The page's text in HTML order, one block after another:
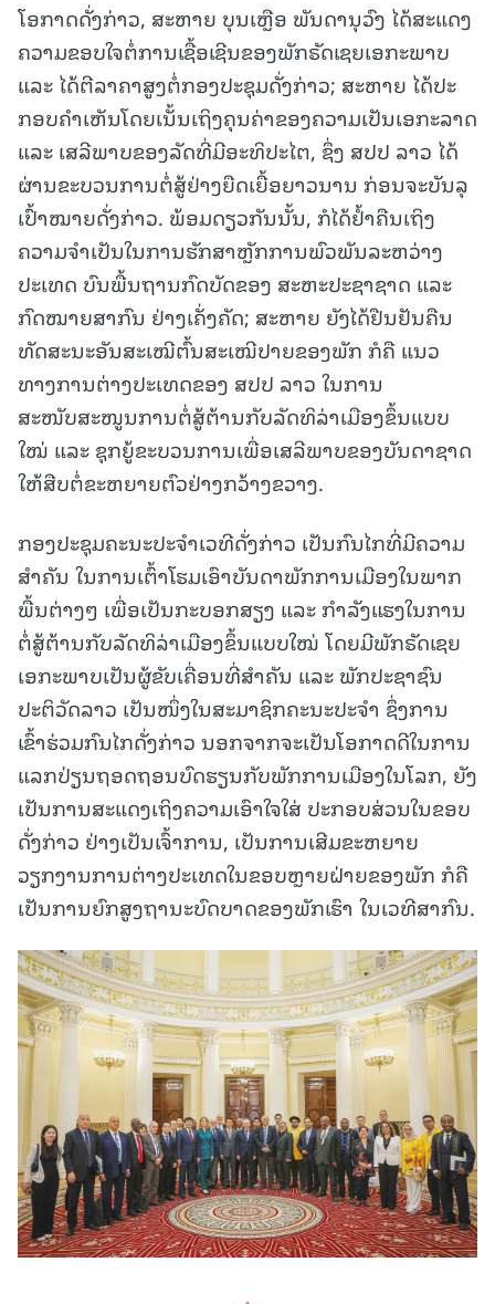
ໂອກາດດັ່ງກ່າວ, ສະຫາຍ ບຸນເຫຼືອ ພັນດານຸວົງ ໄດ້ສະແດງ
ຄວາມຂອບໃຈຕໍ່ການເຊື້ອເຊີນຂອງພັກຣັດເຊຍເອກະພາບ
ແລະ ໄດ້ຕີລາຄາສູງຕໍ່ກອງປະຊຸມດັ່ງກ່າວ; ສະຫາຍ ໄດ້ປະ
ກອບຄໍາເຫັນໂດຍເນັ້ນເຖິງຄຸນຄ່າຂອງຄວາມເປັນເອກະລາດ
ແລະ ເສລີພາບຂອງລັດທີ່ມີອະທິປະໄຕ, ຊຶ່ງ ສປປ ລາວ ໄດ້
ຜ່ານຂະບວນການຕໍ່ສູ້ຢ່າງຍືດເຍື້ອຍາວນານ ກ່ອນຈະບັນລຸ
ເປົ້າໝາຍດັ່ງກ່າວ. ພ້ອມດຽວກັນນັ້ນ, ກໍໄດ້ຢໍ້າຄືນເຖິງ
ຄວາມຈໍາເປັນໃນການຮັກສາຫຼັກການພົວພັນລະຫວ່າງ
ປະເທດ ບົນພື້ນຖານກົດບັດຂອງ ສະຫະປະຊາຊາດ ແລະ
ກົດໝາຍສາກົນ ຢ່າງເຄັ່ງຄັດ; ສະຫາຍ ຍັງໄດ້ຢືນຢັນຄືນ
ທັດສະນະອັນສະເໝີຕົ້ນສະເໝີປາຍຂອງພັກ ກໍຄື ແນວ
ທາງການຕ່າງປະເທດຂອງ ສປປ ລາວ ໃນການ
ສະໜັບສະໜູນການຕໍ່ສູ້ຕ້ານກັບລັດທິລ່າເມືອງຂຶ້ນແບບ
ໃໝ່ ແລະ ຊຸກຍູ້ຂະບວນການເພື່ອເສລີພາບຂອງບັນດາຊາດ
ໃຫ້ສືບຕໍ່ຂະຫຍາຍຕົວຢ່າງກວ້າງຂວາງ.
ກອງປະຊຸມຄະນະປະຈຳເວທີດັ່ງກ່າວ ເປັນກົນໄກທີ່ມີຄວາມ
ສຳຄັນ ໃນການເຕົ້າໂຮມເອົາບັນດາພັກການເມືອງໃນພາກ
ພື້ນຕ່າງໆ ເພື່ອເປັນກະບອກສຽງ ແລະ ກຳລັງແຮງໃນການ
ຕໍ່ສູ້ຕ້ານກັບລັດທິລ່າເມືອງຂຶ້ນແບບໃໝ່ ໂດຍມີພັກຣັດເຊຍ
ເອກະພາບເປັນຜູ້ຂັບເຄື່ອນທີ່ສຳຄັນ ແລະ ພັກປະຊາຊົນ
ປະຕິວັດລາວ ເປັນໜຶ່ງໃນສະມາຊິກຄະນະປະຈຳ ຊຶ່ງການ
ເຂົ້າຮ່ວມກົນໄກດັ່ງກ່າວ ນອກຈາກຈະເປັນໂອກາດດີໃນການ
ແລກປ່ຽນຖອດຖອນບົດຮຽນກັບພັກການເມືອງໃນໂລກ, ຍັງ
ເປັນການສະແດງເຖິງຄວາມເອົາໃຈໃສ່ ປະກອບສ່ວນໃນຂອບ
ດັ່ງກ່າວ ຢ່າງເປັນເຈົ້າການ, ເປັນການເສີມຂະຫຍາຍ
ວຽກງານການຕ່າງປະເທດໃນຂອບຫຼາຍຝ່າຍຂອງພັກ ກໍຄື
ເປັນການຍົກສູງຖານະບົດບາດຂອງພັກເຮົາ ໃນເວທີສາກົນ.